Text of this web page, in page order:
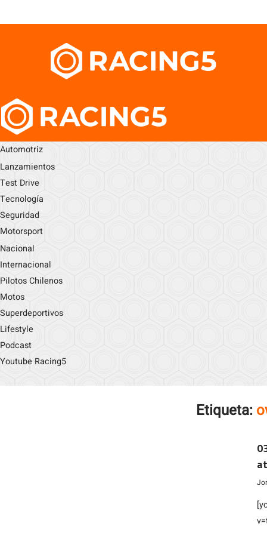
Automotriz
Lanzamientos
Test Drive
Tecnología
Seguridad
Motorsport
Nacional
Internacional
Pilotos Chilenos
Motos
Superdeportivos
Lifestyle
Podcast
Youtube Racing5
Etiqueta: